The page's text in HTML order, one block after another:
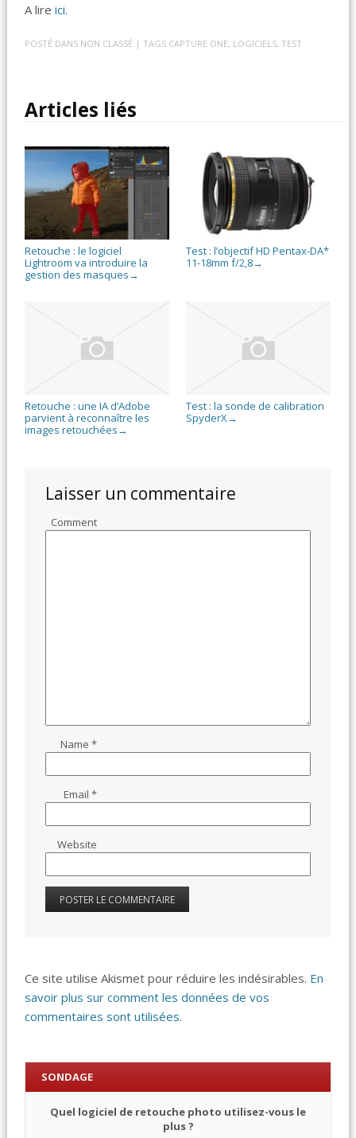
A lireici.
POSTÉ DANS NON CLASSÉ | TAGS CAPTURE ONE, LOGICIELS, TEST
Articles liés
Retouche : le logiciel
Lightroom va introduire la
gestion des masques →
Test : l’objectif HD Pentax-DA*
11-18mm f/2,8→
Retouche : une IA d’Adobe
parvient à reconnaître les
images retouchées →
Test : la sonde de calibration
SpyderX→
Laisser un commentaire
Comment
Name*
Email*
Website
Ce site utilise Akismet pour réduire les indésirables. En
savoir plus sur comment les données de vos
commentaires sont utilisées.
SONDAGE
Quel logiciel de retouche photo utilisez-vous le
plus ?